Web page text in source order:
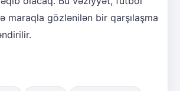
maraqla gözlənilən bir qarşılaşma